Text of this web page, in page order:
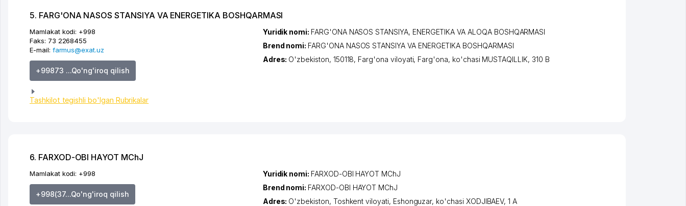
5. FARG'ONA NASOS STANSIYA VA ENERGETIKA BOSHQARMASI
Mamlakat kodi: +998
Faks: 73 2268455
E-mail: farmus@exat.uz
+99873 ...Qo'ng'iroq qilish
Tashkilot tegishli bo'lgan Rubrikalar
Yuridik nomi: FARG'ONA NASOS STANSIYA, ENERGETIKA VA ALOQA BOSHQARMASI
Brend nomi: FARG'ONA NASOS STANSIYA VA ENERGETIKA BOSHQARMASI
Adres: O'zbekiston, 150118, Farg'ona viloyati, Farg'ona, ko'chasi MUSTAQILLIK, 310 B
6. FARXOD-OBI HAYOT MChJ
Mamlakat kodi: +998
+998(37...Qo'ng'iroq qilish
Yuridik nomi: FARXOD-OBI HAYOT MChJ
Brend nomi: FARXOD-OBI HAYOT MChJ
Adres: O'zbekiston, Toshkent viloyati, Eshonguzar, ko'chasi XODJIBAEV, 1 А